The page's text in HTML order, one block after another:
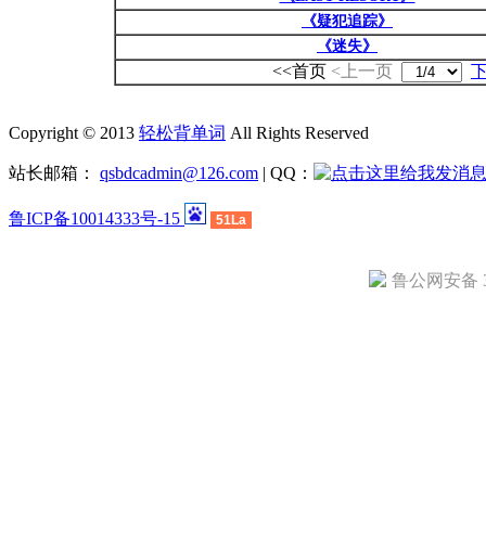
《疑犯追踪》
《迷失》
<<首页 <上一页
Copyright © 2013 轻松背单词 All Rights Reserved
站长邮箱： qsbdcadmin@126.com | QQ：
鲁ICP备10014333号-15 51La
鲁公网安备